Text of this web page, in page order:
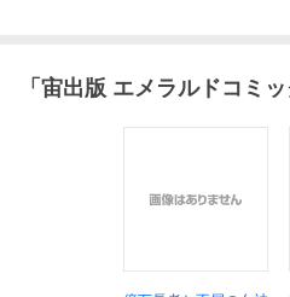
「 宙出版 エメラルドコミ